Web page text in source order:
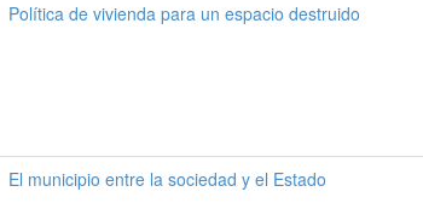
Política de vivienda para un espacio destruido
El municipio entre la sociedad y el Estado